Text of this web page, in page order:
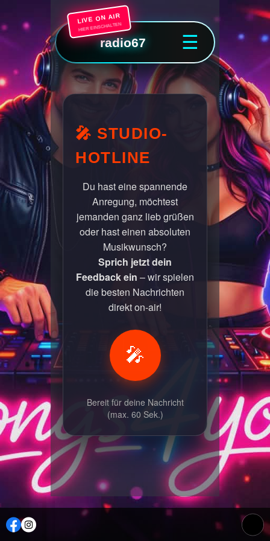
LIVE ON AIR
HIER EINSCHALTEN
radio67 ☰
🎤 STUDIO-
HOTLINE
Du hast eine spannende
Anregung, möchtest
jemanden ganz lieb grüßen
oder hast einen absoluten
Musikwunsch?
Sprich jetzt dein
Feedback ein – wir spielen
die besten Nachrichten
direkt on-air!
🎤
Bereit für deine Nachricht
(max. 60 Sek.)